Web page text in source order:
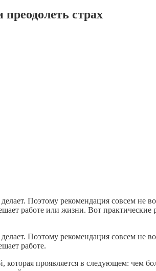
страх
Поэтому рекомендация совсем не
работе или жизни. Вот
Поэтому рекомендация совсем не
работе.
проявляется в следующем: чем